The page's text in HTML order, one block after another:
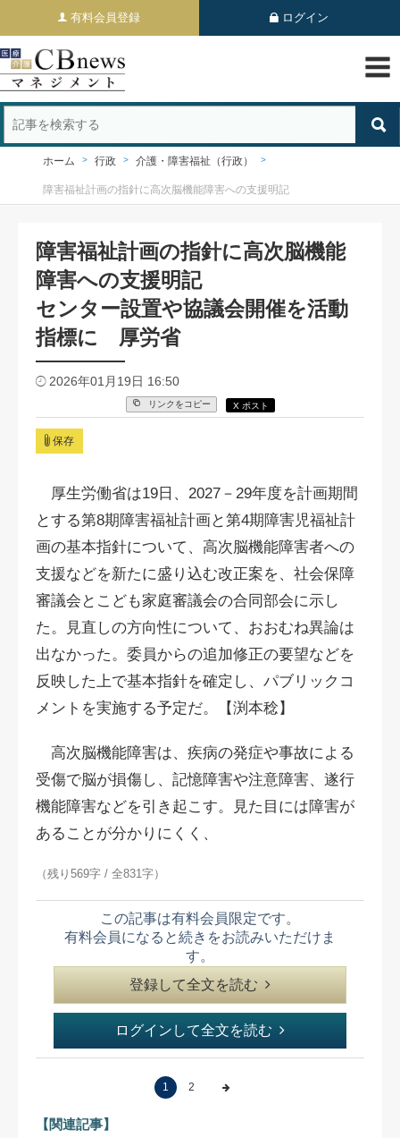
有料会員登録 ログイン
ホーム 行政 介護・障害福祉（行政）
障害福祉計画の指針に高次脳機能障害への支援明記
障害福祉計画の指針に高次脳機能
障害への支援明記
センター設置や協議会開催を活動
指標に 厚労省
2026年01月19日 16:50
リンクをコピー X ポスト
保存
厚生労働省は19日、2027－29年度を計画期間
とする第8期障害福祉計画と第4期障害児福祉計
画の基本指針について、高次脳機能障害者への
支援などを新たに盛り込む改正案を、社会保障
審議会とこども家庭審議会の合同部会に⽰し
た。見直しの方向性について、おおむね異論は
出なかった。委員からの追加修正の要望などを
反映した上で基本指針を確定し、パブリックコ
メントを実施する予定だ。【渕本稔】
高次脳機能障害は、疾病の発症や事故による
受傷で脳が損傷し、記憶障害や注意障害、遂行
機能障害などを引き起こす。見た目には障害が
あることが分かりにくく、
（残り569字 / 全831字）
この記事は有料会員限定です。
有料会員になると続きをお読みいただけま
す。
登録して全文を読む
ログインして全文を読む
1 2
【関連記事】